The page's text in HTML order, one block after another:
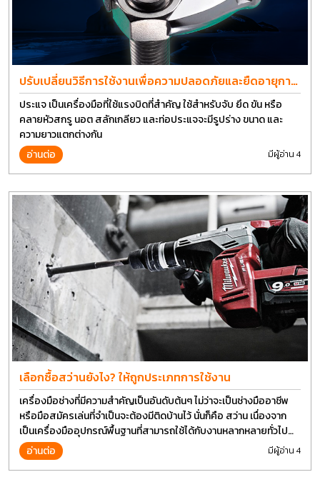
ปรับเปลี่ยนวิธีการใช้งานเพื่อความปลอดภัยและยืดอายุการ
ใช้งานประแจได้อีกนาน
ประแจ เป็นเครื่องมือที่ใช้แรงบิดที่สำคัญ ใช้สำหรับจับ ยึด ขัน หรือ
คลายหัวสกรู นอต สลักเกลียว และท่อประแจจะมีรูปร่าง ขนาด และ
ความยาวแตกต่างกัน
อ่านต่อ
มีผู้อ่าน 4
เลือกซื้อสว่านยังไง? ให้ถูกประเภทการใช้งาน
เครื่องมือช่างที่มีความสำคัญเป็นอันดับต้นๆ ไม่ว่าจะเป็นช่างมืออาชีพ
หรือมือสมัครเล่นที่จำเป็นจะต้องมีติดบ้านไว้ นั่นก็คือ สว่าน เนื่องจาก
เป็นเครื่องมืออุปกรณ์พื้นฐานที่สามารถใช้ได้กับงานหลากหลายทั่วไป
เรียกว่า เป็นเครื่องมือที่ใช้ง่าย ใครๆก็สามารถใช้ได้
อ่านต่อ มีผู้อ่าน 4